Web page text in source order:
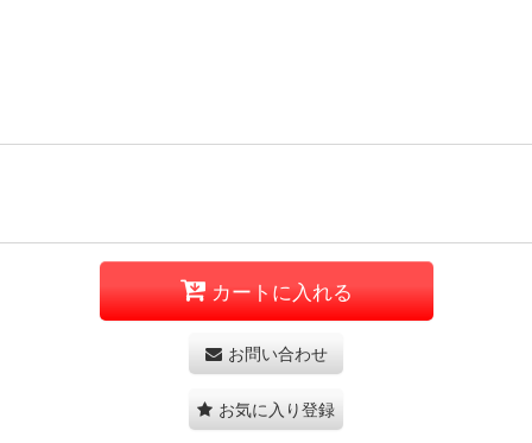
カートに入れる
お問い合わせ
お気に入り登録